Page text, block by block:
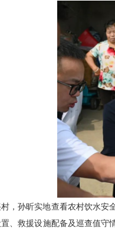
，孙昕实地查看农村饮水
、救援设施配备及巡查值